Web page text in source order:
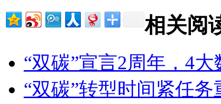
相关阅
“双碳”宣言2周年，4
“双碳”转型时间紧任